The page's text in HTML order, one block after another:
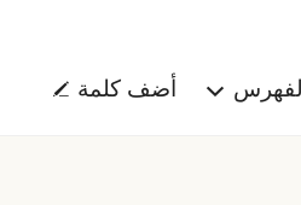
أضف كلمة